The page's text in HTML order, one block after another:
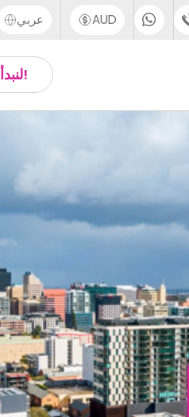
UK - +44 (0) 20 3871 8666
AUD عربي
Arabic
!لنبدأ